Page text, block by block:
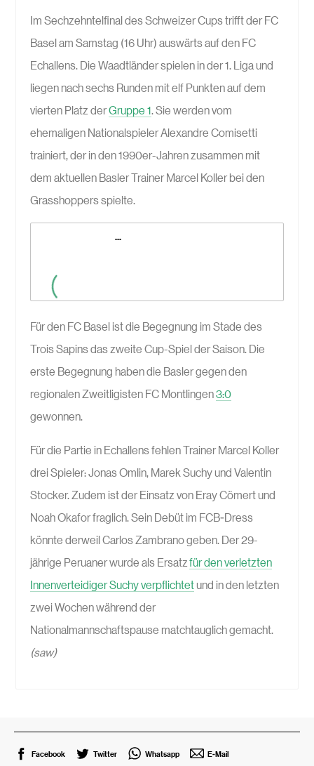
Im Sechzehntelfinal des Schweizer Cups trifft der FC
Basel am Samstag (16 Uhr) auswärts auf den FC
Echallens. Die Waadtländer spielen in der 1. Liga und
liegen nach sechs Runden mit elf Punkten auf dem
vierten Platz derGruppe 1. Sie werden vom
ehemaligen Nationalspieler Alexandre Comisetti
trainiert, der in den 1990er-Jahren zusammen mit
dem aktuellen Basler Trainer Marcel Koller bei den
Grasshoppers spielte.
..
Für den FC Basel ist die Begegnung im Stade des
Trois Sapins das zweite Cup-Spiel der Saison. Die
erste Begegnung haben die Basler gegen den
regionalen Zweitligisten FC Montlingen3:0
gewonnen.
Für die Partie in Echallens fehlen Trainer Marcel Koller
drei Spieler: Jonas Omlin, Marek Suchy und Valentin
Stocker. Zudem ist der Einsatz von Eray Cömert und
Noah Okafor fraglich. Sein Debüt im FCB-Dress
könnte derweil Carlos Zambrano geben. Der 29-
jährige Peruaner wurde als Ersatzfür den verletzten
Innenverteidiger Suchy verpflichtetund in den letzten
zwei Wochen während der
Nationalmannschaftspause matchtauglich gemacht.
(saw)
Facebook Twitter Whatsapp E-Mail